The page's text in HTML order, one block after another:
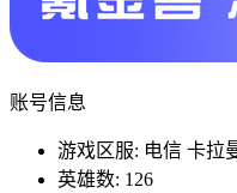
账号信息
游戏区服: 电信 卡拉
英雄数: 126